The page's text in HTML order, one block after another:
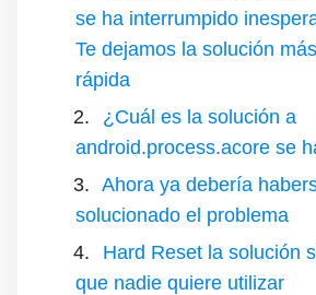
se ha interrumpido
Te dejamos la solución
rápida
¿Cuál es la solución a
android.process.acore se
Ahora ya debería
solucionado el problema
Hard Reset la solución
que nadie quiere utilizar